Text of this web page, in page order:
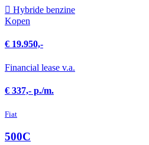
Hybride benzine
Kopen
€ 19.950,-
Financial lease v.a.
€ 337,- p./m.
Fiat
500C